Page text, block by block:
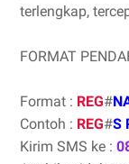
terlengkap,
FORMAT
Format : REG#
Contoh : REG#S
Kirim SMS ke :